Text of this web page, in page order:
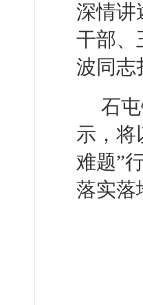
深情讲
干部、
波同志
石
示，将
难题”
落实落